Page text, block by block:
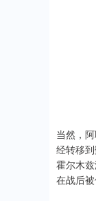
当然，
经转移
霍尔木
在战后被